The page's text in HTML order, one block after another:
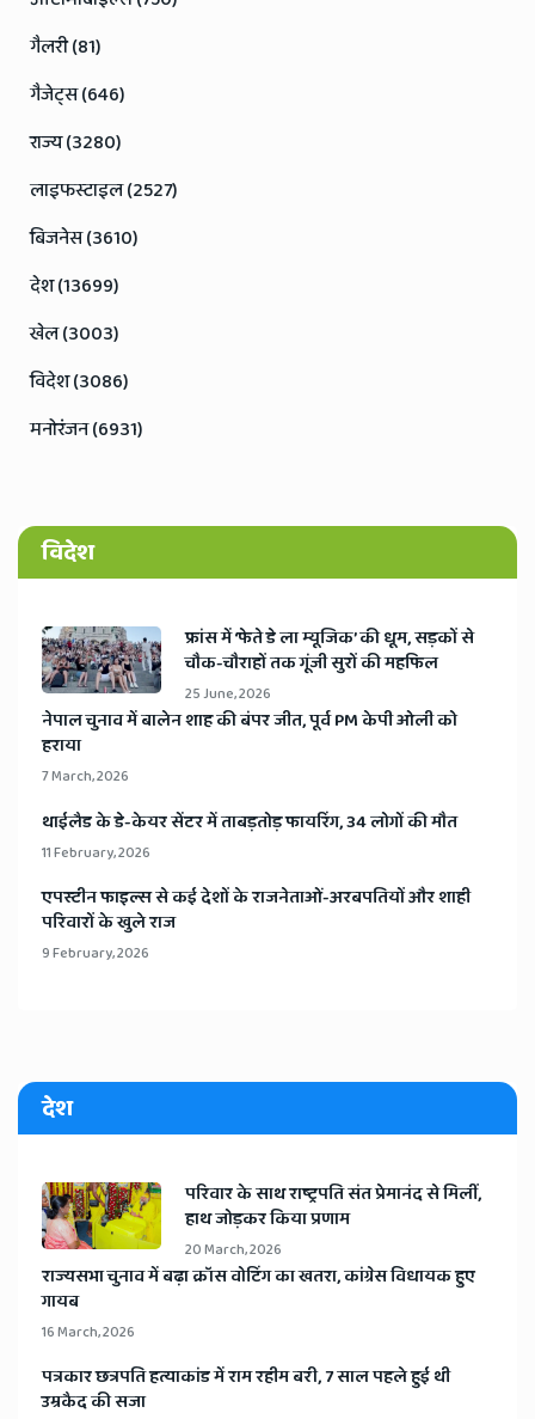
गैलरी (81)
गैजेट्स (646)
राज्य (3280)
लाइफस्टाइल (2527)
बिजनेस (3610)
देश (13699)
खेल (3003)
विदेश (3086)
मनोरंजन (6931)
विदेश
​फ्रांस में ‘फेते डे ला म्यूजिक’ की धूम, सड़कों से
चौक-चौराहों तक गूंजी सुरों की महफिल
25 June, 2026
​नेपाल चुनाव में बालेन शाह की बंपर जीत, पूर्व PM केपी ओली को
हराया
7 March, 2026
​थाईलैड के डे-केयर सेंटर में ताबड़तोड़ फायरिंग, 34 लोगों की मौत
11 February, 2026
​एपस्टीन फाइल्स से कई देशों के राजनेताओं-अरबपतियों और शाही
परिवारों के खुले राज
9 February, 2026
देश
​परिवार के साथ राष्ट्रपति संत प्रेमानंद से मिलीं,
हाथ जोड़कर किया प्रणाम
20 March, 2026
​राज्यसभा चुनाव में बढ़ा क्रॉस वोटिंग का खतरा, कांग्रेस विधायक हुए
गायब
16 March, 2026
​पत्रकार छत्रपति हत्याकांड में राम रहीम बरी, 7 साल पहले हुई थी
उम्रकैद की सजा